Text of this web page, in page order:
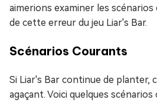
aimerions examiner les
de cette erreur du jeu Liar's Bar.
Scénarios Courants
Si Liar's Bar continue de planter,
agaçant. Voici quelques